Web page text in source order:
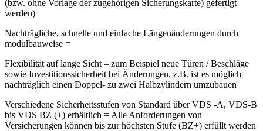
(bzw. ohne Vorlage der zugehörigen Sicherungskarte) gefertigt
werden)
Nachträgliche, schnelle und einfache Längenänderungen durch
modulbauweise =
Flexibilität auf lange Sicht – zum Beispiel neue Türen / Beschläge
sowie Investitionssicherheit bei Änderungen, z.B. ist es möglich
nachträglich einen Doppel- zu zwei Halbzylindern umzubauen
Verschiedene Sicherheitsstufen von Standard über VDS -A, VDS-B
bis VDS BZ (+) erhältlich = Alle Anforderungen von
Versicherungen können bis zur höchsten Stufe (BZ+) erfüllt werden